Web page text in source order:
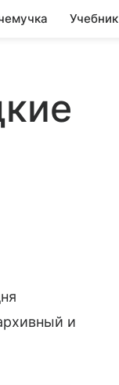
Учебник
и